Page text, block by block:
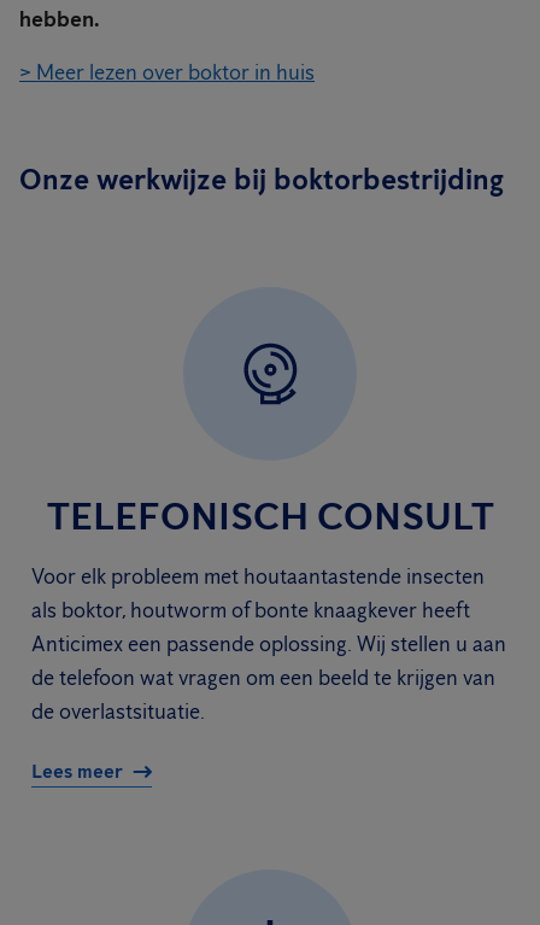
hebben.
> Meer lezen over boktor in huis
Onze werkwijze bij boktorbestrijding
TELEFONISCH CONSULT
Voor elk probleem met houtaantastende insecten
als boktor, houtworm of bonte knaagkever heeft
Anticimex een passende oplossing. Wij stellen u aan
de telefoon wat vragen om een beeld te krijgen van
de overlastsituatie.
Lees meer